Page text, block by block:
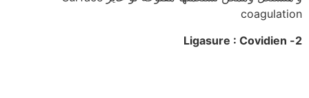
coagulation
2- Ligasure : Covidien